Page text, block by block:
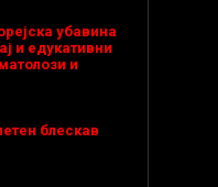
убавина
и едукативни
и
блескав